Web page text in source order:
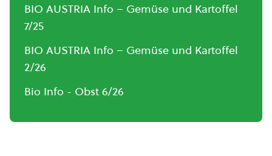
BIO AUSTRIA Info – Gemüse und Kartoffel
7/25
BIO AUSTRIA Info – Gemüse und Kartoffel
2/26
Bio Info - Obst 6/26